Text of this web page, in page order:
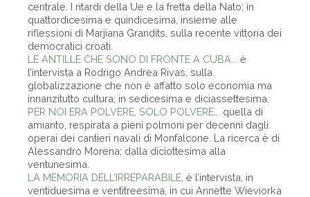
centrale. I ritardi della Ue e la fretta della Nato; in
quattordicesima e quindicesima, insieme alle
riflessioni di Marjiana Grandits, sulla recente vittoria dei
democratici croati.
LE ANTILLE CHE SONO DI FRONTE A CUBA...
è
l’intervista a Rodrigo Andrea Rivas, sulla
globalizzazione che non è affatto solo economia ma
innanzitutto cultura; in sedicesima e diciassettesima.
PER NOI ERA POLVERE, SOLO POLVERE... quella di
amianto, respirata a pieni polmoni per decenni dagli
operai dei cantieri navali di Monfalcone. La ricerca è di
Alessandro Morena; dalla diciottesima alla
ventunesima.
LA MEMORIA DELL’IRREPARABILE , è l’intervista, in
ventiduesima e ventitreesima, in cui Annette Wieviorka